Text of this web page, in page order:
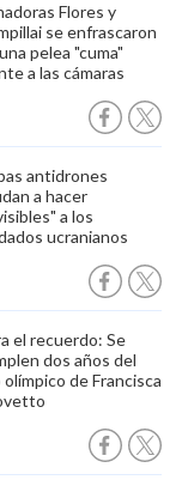
Flores y
se enfrascaron
pelea "cuma"
a las cámaras
antidrones
a hacer
a los
ucranianos
el recuerdo: Se
dos años del
olímpico de Francisca